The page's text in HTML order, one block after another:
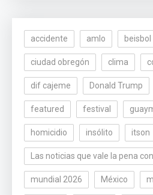
accidente amlo beisbol
ciudad obregón clima
dif cajeme Donald Trump
featured festival
homicidio insólito itson
Las noticias que vale la pena
mundial 2026 México